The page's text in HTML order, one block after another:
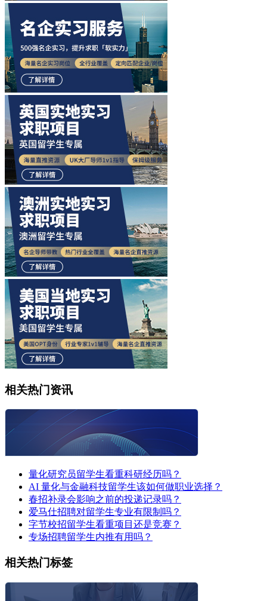
相关热门资讯
量化研究员留学生看重科研经历吗？
AI 量化与金融科技留学生该如何做职业选择？
春招补录会影响之前的投递记录吗？
爱马仕招聘对留学生专业有限制吗？
字节校招留学生看重项目还是竞赛？
专场招聘留学生内推有用吗？
相关热门标签